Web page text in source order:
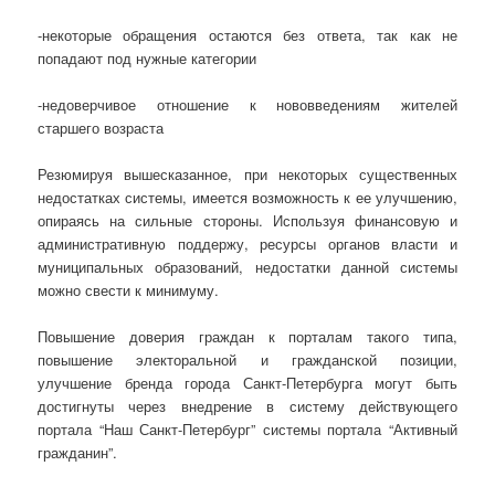
-некоторые обращения остаются без ответа, так как не
попадают под нужные категории
-недоверчивое отношение к нововведениям жителей
старшего возраста
Резюмируя вышесказанное, при некоторых существенных
недостатках системы, имеется возможность к ее улучшению,
опираясь на сильные стороны. Используя финансовую и
административную поддержу, ресурсы органов власти и
муниципальных образований, недостатки данной системы
можно свести к минимуму.
Повышение доверия граждан к порталам такого типа,
повышение электоральной и гражданской позиции,
улучшение бренда города Санкт-Петербурга могут быть
достигнуты через внедрение в систему действующего
портала “Наш Санкт-Петербург” системы портала “Активный
гражданин”.